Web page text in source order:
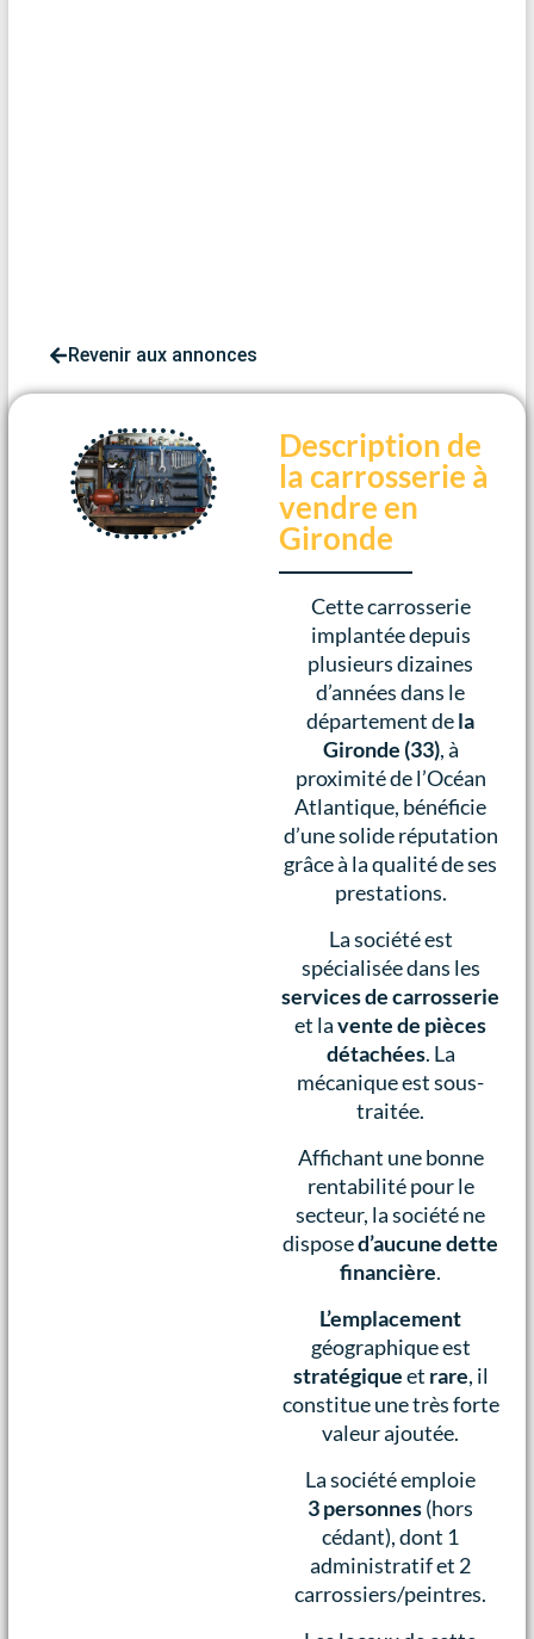
Revenir aux annonces
Description de
la carrosserie à
vendre en
Gironde
Cette carrosserie
implantée depuis
plusieurs dizaines
d’années dans le
département dela
Gironde (33), à
proximité de l’Océan
Atlantique, bénéficie
d’une solide réputation
grâce à la qualité de ses
prestations.
La société est
spécialisée dans les
services de carrosserie
et lavente de pièces
détachées. La
mécanique est sous-
traitée.
Affichant une bonne
rentabilité pour le
secteur, la société ne
disposed’aucune dette
financière.
L’emplacement
géographique est
stratégiqueet rare, il
constitue une très forte
valeur ajoutée.
La société emploie
3 personnes(hors
cédant), dont 1
administratif et 2
carrossiers/peintres.